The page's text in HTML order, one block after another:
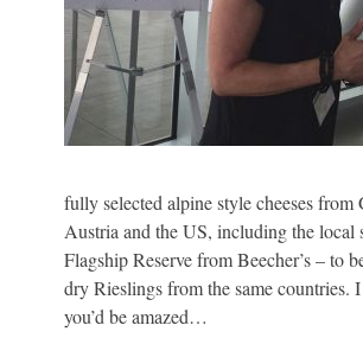
fully selected alpine style cheeses from
Austria and the US, including the local
Flagship Reserve from Beecher’s – to
dry Rieslings from the same countries.
you’d be amazed…